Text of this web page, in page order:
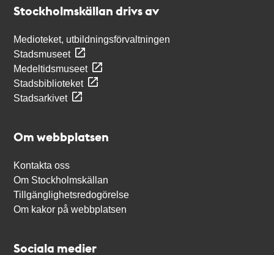
Stockholmskällan drivs av
Medioteket, utbildningsförvaltningen
Stadsmuseet
Medeltidsmuseet
Stadsbiblioteket
Stadsarkivet
Om webbplatsen
Kontakta oss
Om Stockholmskällan
Tillgänglighetsredogörelse
Om kakor på webbplatsen
Sociala medier